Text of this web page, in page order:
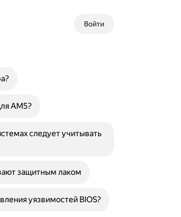
Войти
AM5?
следует учитывать
защитным лаком
уязвимостей BIOS?